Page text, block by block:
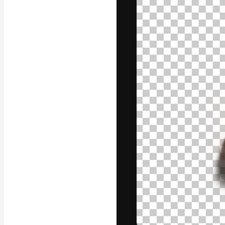
La plateforme
vos meilleurs
d’abonnés :
studios.
Français
Copyright ©